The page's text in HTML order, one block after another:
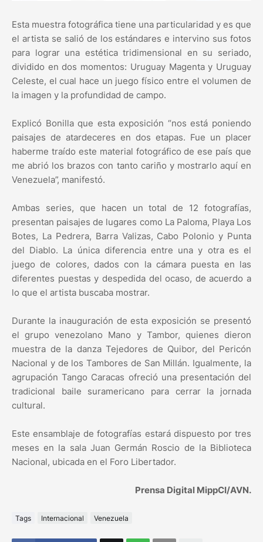
Esta muestra fotográfica tiene una particularidad y es que
el artista se salió de los estándares e intervino sus fotos
para lograr una estética tridimensional en su seriado,
dividido en dos momentos: Uruguay Magenta y Uruguay
Celeste, el cual hace un juego físico entre el volumen de
la imagen y la profundidad de campo.
Explicó Bonilla que esta exposición “nos está poniendo
paisajes de atardeceres en dos etapas. Fue un placer
haberme traído este material fotográfico de ese país que
me abrió los brazos con tanto cariño y mostrarlo aquí en
Venezuela”, manifestó.
Ambas series, que hacen un total de 12 fotografías,
presentan paisajes de lugares como La Paloma, Playa Los
Botes, La Pedrera, Barra Valizas, Cabo Polonio y Punta
del Diablo. La única diferencia entre una y otra es el
juego de colores, dados con la cámara puesta en las
diferentes puestas y despedida del ocaso, de acuerdo a
lo que el artista buscaba mostrar.
Durante la inauguración de esta exposición se presentó
el grupo venezolano Mano y Tambor, quienes dieron
muestra de la danza Tejedores de Quibor, del Pericón
Nacional y de los Tambores de San Millán. Igualmente, la
agrupación Tango Caracas ofreció una presentación del
tradicional baile suramericano para cerrar la jornada
cultural.
Este ensamblaje de fotografías estará dispuesto por tres
meses en la sala Juan Germán Roscio de la Biblioteca
Nacional, ubicada en el Foro Libertador.
Prensa Digital MippCI/AVN.
Tags Internacional Venezuela